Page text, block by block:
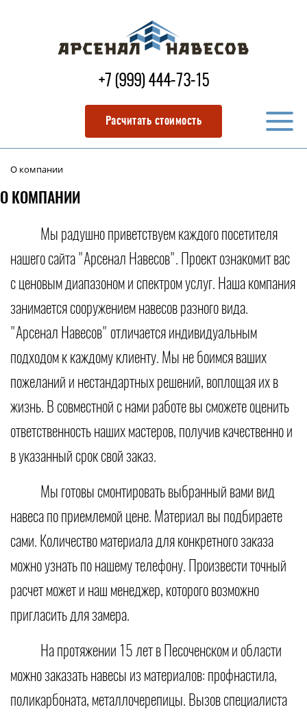
+7 (999) 444-73-15
Расчитать стоимость
О компании
О КОМПАНИИ
Мы радушно приветствуем каждого посетителя
нашего сайта "Арсенал Навесов". Проект ознакомит вас
с ценовым диапазоном и спектром услуг. Наша компания
занимается сооружением навесов разного вида.
"Арсенал Навесов" отличается индивидуальным
подходом к каждому клиенту. Мы не боимся ваших
пожеланий и нестандартных решений, воплощая их в
жизнь. В совместной с нами работе вы сможете оценить
ответственность наших мастеров, получив качественно и
в указанный срок свой заказ.
Мы готовы смонтировать выбранный вами вид
навеса по приемлемой цене. Материал вы подбираете
сами. Количество материала для конкретного заказа
можно узнать по нашему телефону. Произвести точный
расчет может и наш менеджер, которого возможно
пригласить для замера.
На протяжении 15 лет в Песоченском и области
можно заказать навесы из материалов: профнастила,
поликарбоната, металлочерепицы. Вызов специалиста